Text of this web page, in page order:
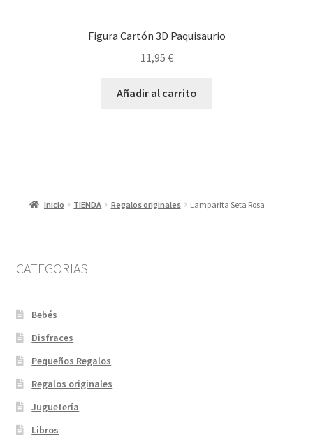
Figura Cartón 3D Paquisaurio
11,95 €
Añadir al carrito
Inicio TIENDA Regalos originales Lamparita Seta Rosa
CATEGORIAS
Bebés
Disfraces
Pequeños Regalos
Regalos originales
Juguetería
Libros